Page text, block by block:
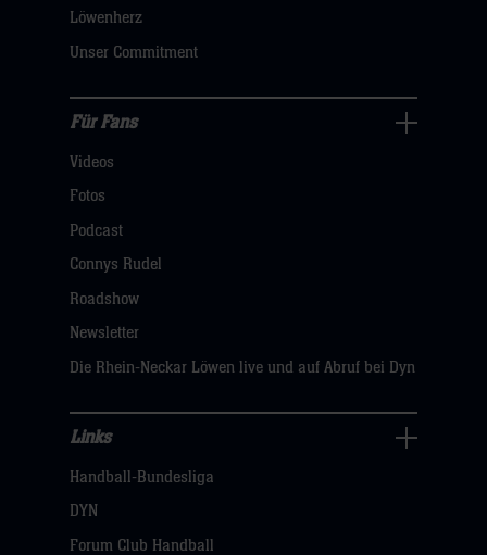
dann
hier
Löwenherz
Unser Commitment
Fans
Navigation
öffnen,
dann
hier
Für Fans
Videos
Fotos
Podcast
Connys Rudel
Roadshow
Newsletter
Die Rhein-Neckar Löwen live und auf Abruf bei Dyn
Navigation
öffnen,
dann
Links
Handball-Bundesliga
DYN
Forum Club Handball